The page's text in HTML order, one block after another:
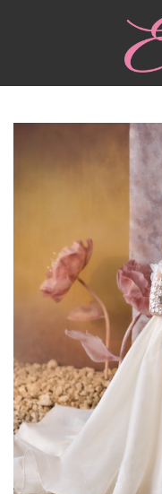
Дитячі